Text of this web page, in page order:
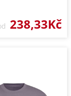
238,33Kč